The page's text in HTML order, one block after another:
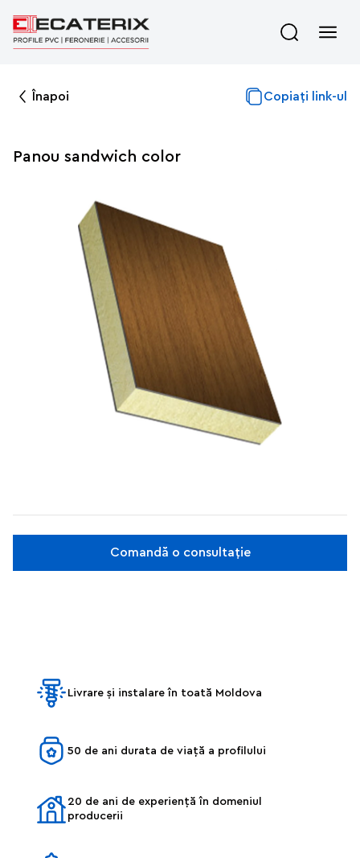
Înapoi Copiați link-ul
Panou sandwich color
Comandă o consultație
Livrare și instalare în toată Moldova
50 de ani durata de viață a profilului
20 de ani de experiență în domeniul
producerii